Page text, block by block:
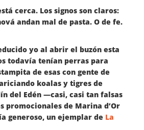
cerca. Los signos son claros:
andan mal de pasta. O de fe.
yo al abrir el buzón esta
todavía tenían perras para
de esas con gente de
koalas y tigres de
del Edén —casi, casi tan falsas
promocionales de Marina d’Or
generoso, un ejemplar de La